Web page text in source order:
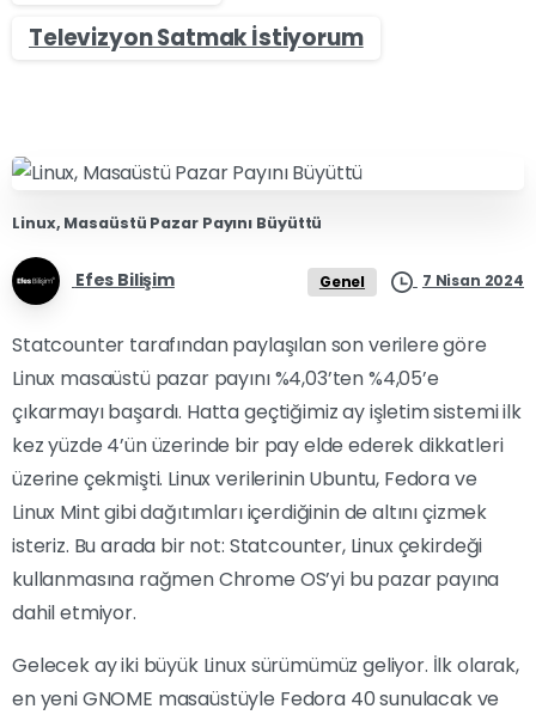
Televizyon Satmak İstiyorum
Linux, Masaüstü Pazar Payını Büyüttü
Efes Bilişim Genel 7 Nisan 2024
Statcounter tarafından paylaşılan son verilere göre
Linux masaüstü pazar payını %4,03’ten %4,05’e
çıkarmayı başardı. Hatta geçtiğimiz ay işletim sistemi ilk
kez yüzde 4’ün üzerinde bir pay elde ederek dikkatleri
üzerine çekmişti. Linux verilerinin Ubuntu, Fedora ve
Linux Mint gibi dağıtımları içerdiğinin de altını çizmek
isteriz. Bu arada bir not: Statcounter, Linux çekirdeği
kullanmasına rağmen Chrome OS’yi bu pazar payına
dahil etmiyor.
Gelecek ay iki büyük Linux sürümümüz geliyor. İlk olarak,
en yeni GNOME masaüstüyle Fedora 40 sunulacak ve